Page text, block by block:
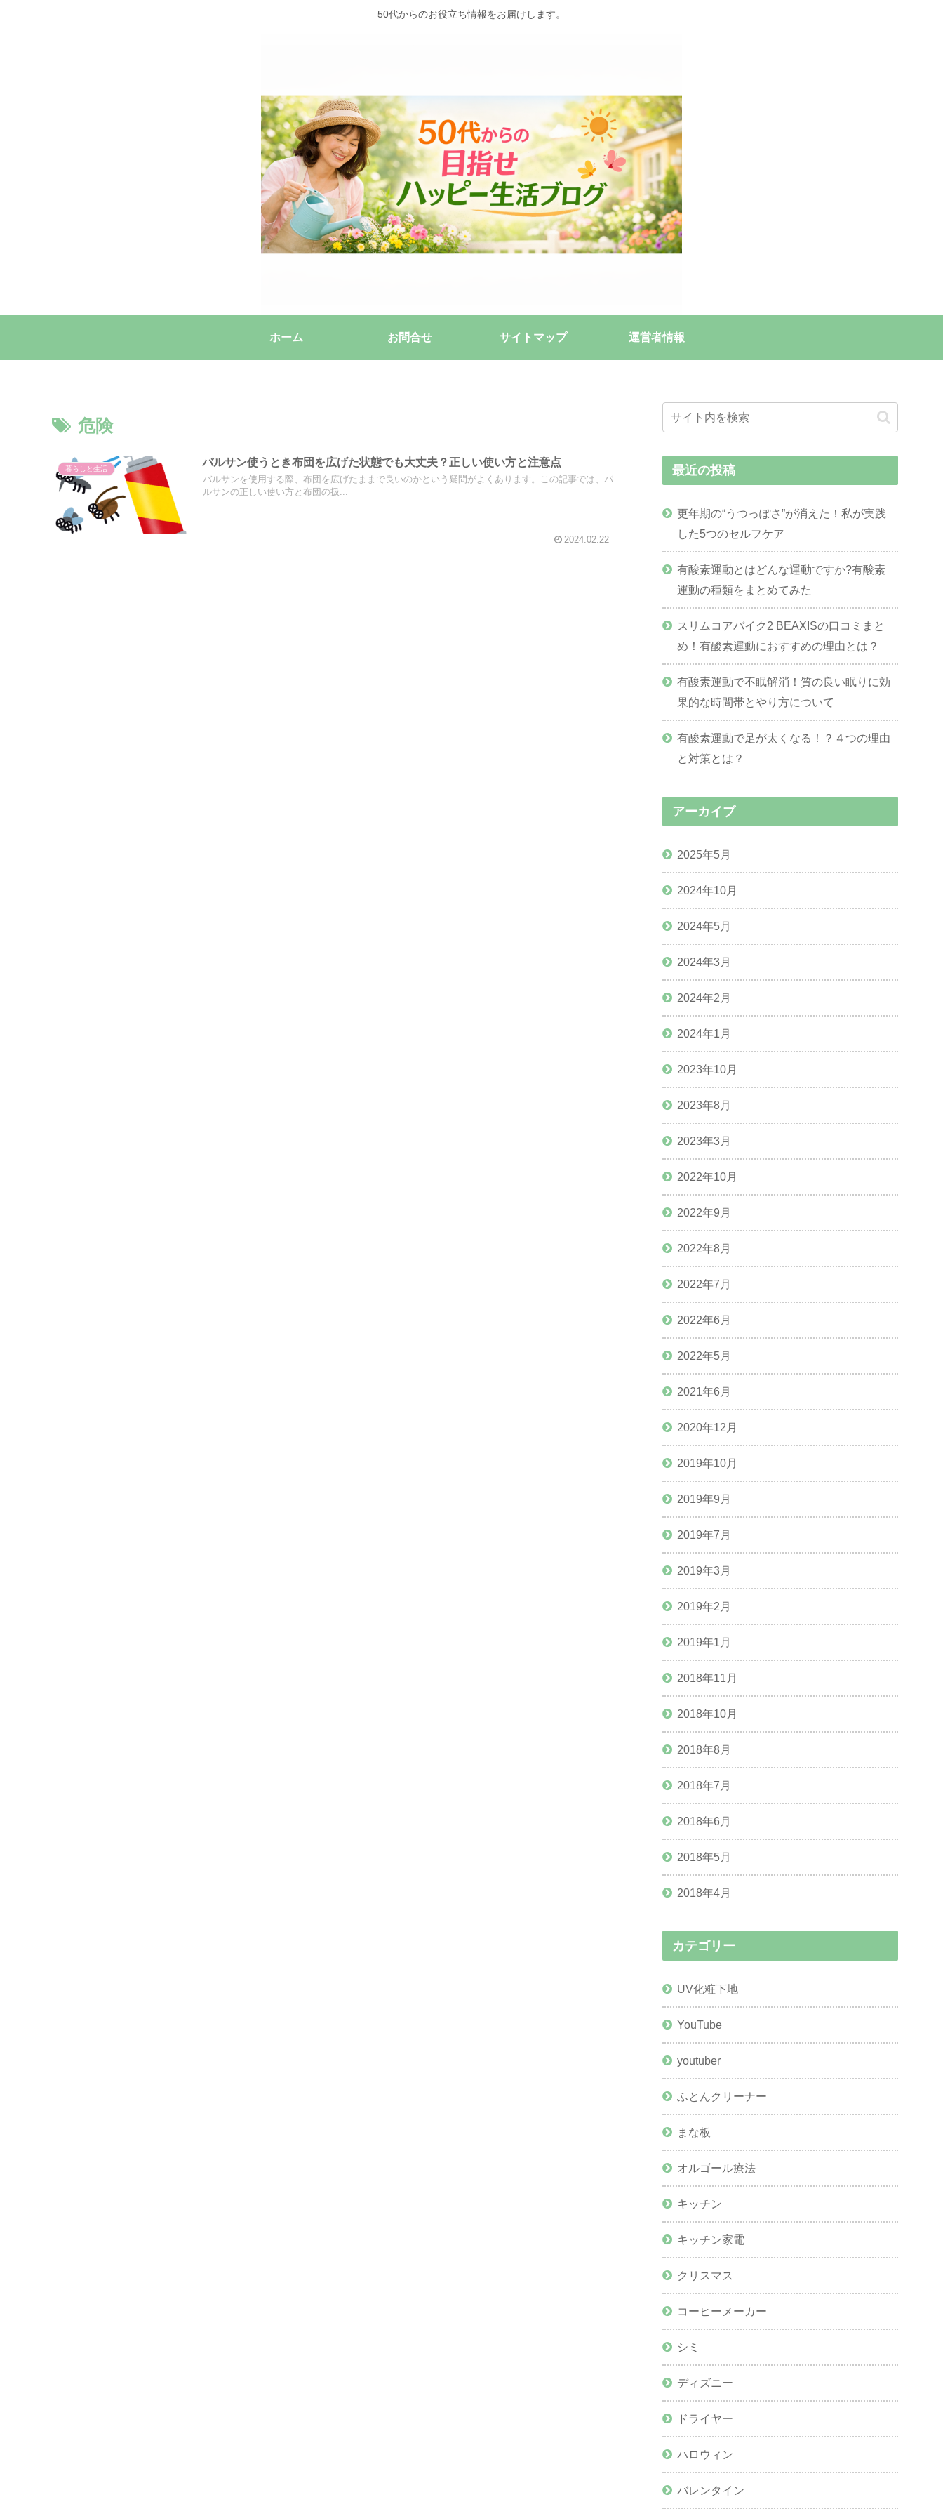
50代からのお役立ち情報をお届けします。
ホーム お問合せ サイトマップ 運営者情報
危険
暮らしと生活
バルサン使うとき布団を広げた状態でも大丈夫？正しい使い方と注意点
バルサンを使用する際、布団を広げたままで良いのかという疑問がよくあります。この記事では、バ
ルサンの正しい使い方と布団の扱...
2024.02.22
最近の投稿
更年期の“うつっぽさ”が消えた！私が実践
した5つのセルフケア
有酸素運動とはどんな運動ですか?有酸素
運動の種類をまとめてみた
スリムコアバイク2 BEAXISの口コミまと
め！有酸素運動におすすめの理由とは？
有酸素運動で不眠解消！質の良い眠りに効
果的な時間帯とやり方について
有酸素運動で足が太くなる！？４つの理由
と対策とは？
アーカイブ
2025年5月
2024年10月
2024年5月
2024年3月
2024年2月
2024年1月
2023年10月
2023年8月
2023年3月
2022年10月
2022年9月
2022年8月
2022年7月
2022年6月
2022年5月
2021年6月
2020年12月
2019年10月
2019年9月
2019年7月
2019年3月
2019年2月
2019年1月
2018年11月
2018年10月
2018年8月
2018年7月
2018年6月
2018年5月
2018年4月
カテゴリー
UV化粧下地
YouTube
youtuber
ふとんクリーナー
まな板
オルゴール療法
キッチン
キッチン家電
クリスマス
コーヒーメーカー
シミ
ディズニー
ドライヤー
ハロウィン
バレンタイン